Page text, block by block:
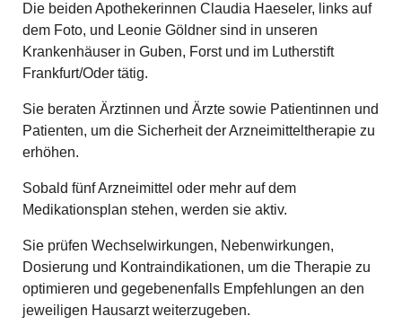
Die beiden Apothekerinnen Claudia Haeseler, links auf
dem Foto, und Leonie Göldner sind in unseren
Krankenhäuser in Guben, Forst und im Lutherstift
Frankfurt/Oder tätig.
Sie beraten Ärztinnen und Ärzte sowie Patientinnen und
Patienten, um die Sicherheit der Arzneimitteltherapie zu
erhöhen.
Sobald fünf Arzneimittel oder mehr auf dem
Medikationsplan stehen, werden sie aktiv.
Sie prüfen Wechselwirkungen, Nebenwirkungen,
Dosierung und Kontraindikationen, um die Therapie zu
optimieren und gegebenenfalls Empfehlungen an den
jeweiligen Hausarzt weiterzugeben.